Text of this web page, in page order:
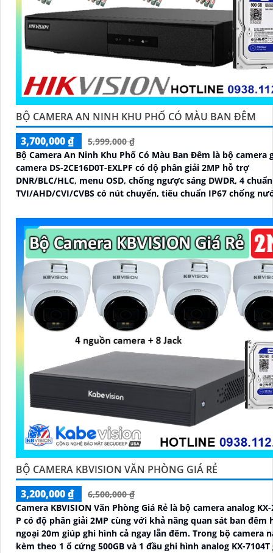
BỘ CAMERA AN NINH KHU PHỐ CÓ MÀU BAN ĐÊM
3,700,000 ₫
5,999,000 ₫
Bộ Camera An Ninh Khu Phố Có Màu Ban Đêm là bộ camera
camera DS-2CE16D0T-EXLPF có dộ phân giải 2MP hỗ trợ
DNR/BLC/HLC, menu OSD, chống ngược sáng DWDR, 4
TVI/AHD/CVI/CVBS có nút chuyển, tiêu chuẩn IP67 chống
bảo được an ninh giúp bạn thành khu phố văn hóa
BỘ CAMERA KBVISION VĂN PHÒNG GIÁ RẺ
3,200,000 ₫
6,500,000 ₫
Camera KBVISION Văn Phòng Giá Rẻ là bộ camera analog KX-
P có độ phân giải 2MP cùng với khả năng quan sát ban đêm
ngoại 20m giúp ghi hình cả ngay lẫn đêm. Trong bộ camera
kèm theo 1 ổ cứng 500GB và 1 đầu ghi hình analog KX-